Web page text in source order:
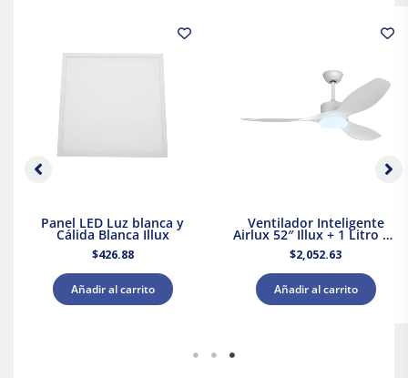
Panel LED Luz blanca y
Cálida Blanca Illux
$426.88
Añadir al carrito
Ventilador Inteligente
Airlux 52″ Illux + 1 Litro de
Pintura Blanca Acuario
$2,052.63
Añadir al carrito